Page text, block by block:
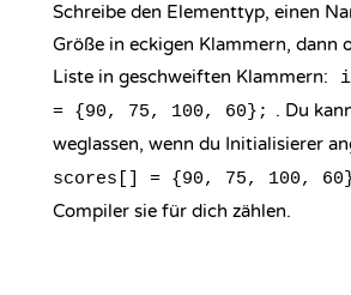
Schreibe den Elementtyp, einen
Größe in eckigen Klammern, dann
Liste in geschweiften Klammern:
= {90, 75, 100, 60}; . Du
weglassen, wenn du Initialisierer
scores[] = {90, 75, 100,
Compiler sie für dich zählen.